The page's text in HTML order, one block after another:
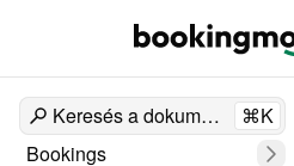
Keresés a dokumentumokban
⌘K
Bookings